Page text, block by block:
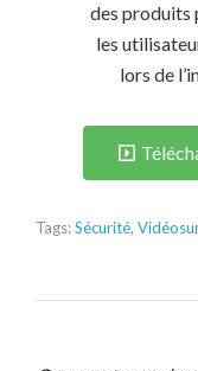
des produits
les
lors de
Tags:Sécurité,